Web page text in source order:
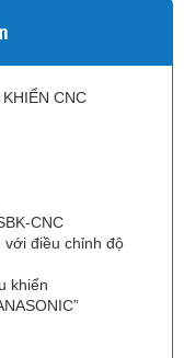
CNC
CNC
với điều chỉnh độ
khiển